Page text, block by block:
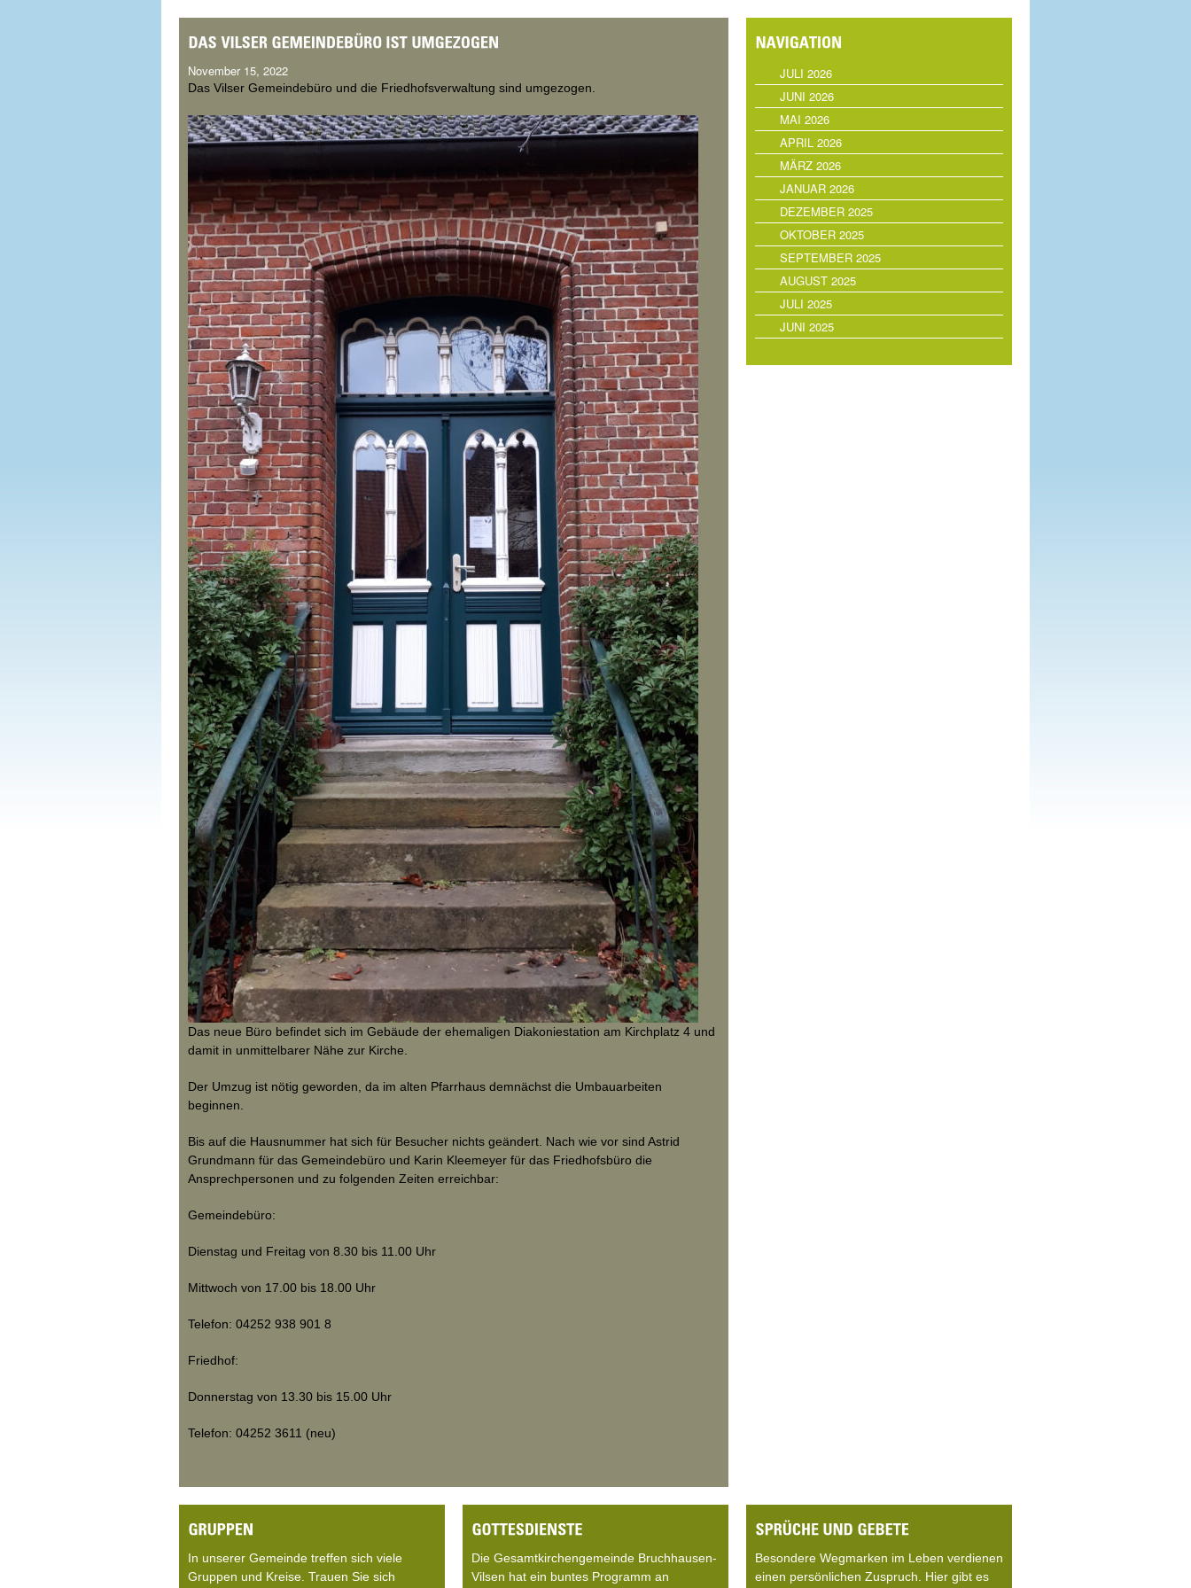
November 15, 2022
Das Vilser Gemeindebüro und die Friedhofsverwaltung sind umgezogen.
Das neue Büro befindet sich im Gebäude der ehemaligen Diakoniestation am Kirchplatz 4 und
damit in unmittelbarer Nähe zur Kirche.
Der Umzug ist nötig geworden, da im alten Pfarrhaus demnächst die Umbauarbeiten
beginnen.
Bis auf die Hausnummer hat sich für Besucher nichts geändert. Nach wie vor sind Astrid
Grundmann für das Gemeindebüro und Karin Kleemeyer für das Friedhofsbüro die
Ansprechpersonen und zu folgenden Zeiten erreichbar:
Gemeindebüro:
Dienstag und Freitag von 8.30 bis 11.00 Uhr
Mittwoch von 17.00 bis 18.00 Uhr
Telefon: 04252 938 901 8
Friedhof:
Donnerstag von 13.30 bis 15.00 Uhr
Telefon: 04252 3611 (neu)
JULI 2026
JUNI 2026
MAI 2026
APRIL 2026
MÄRZ 2026
JANUAR 2026
DEZEMBER 2025
OKTOBER 2025
SEPTEMBER 2025
AUGUST 2025
JULI 2025
JUNI 2025
In unserer Gemeinde treffen sich viele
Gruppen und Kreise. Trauen Sie sich
Die Gesamtkirchengemeinde Bruchhausen-
Vilsen hat ein buntes Programm an
Besondere Wegmarken im Leben verdienen
einen persönlichen Zuspruch. Hier gibt es